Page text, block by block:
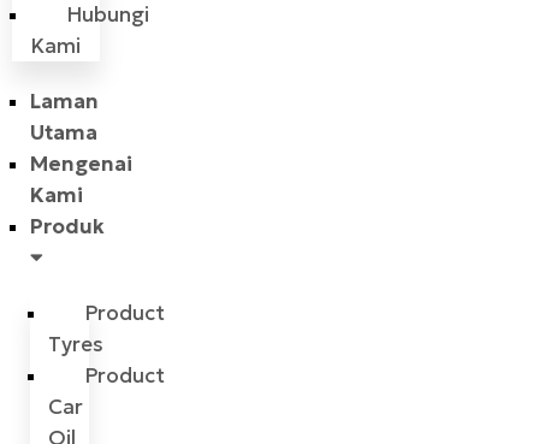
Hubungi
Kami
Laman
Utama
Mengenai
Kami
Produk
Product
Tyres
Product
Car
Oil